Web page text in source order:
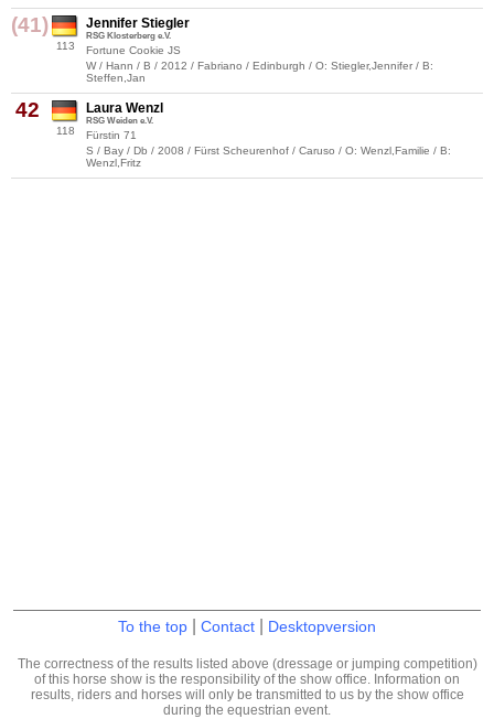
(41)
113
Jennifer Stiegler
RSG Klosterberg e.V.
Fortune Cookie JS
W / Hann / B / 2012 / Fabriano / Edinburgh / O: Stiegler,Jennifer / B:
Steffen,Jan
42
118
Laura Wenzl
RSG Weiden e.V.
Fürstin 71
S / Bay / Db / 2008 / Fürst Scheurenhof / Caruso / O: Wenzl,Familie / B:
Wenzl,Fritz
To the top Contact Desktopversion
The correctness of the results listed above (dressage or jumping competition)
of this horse show is the responsibility of the show office. Information on
results, riders and horses will only be transmitted to us by the show office
during the equestrian event.